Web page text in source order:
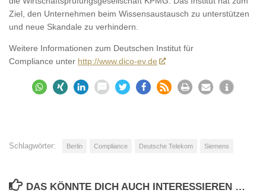
Ziel, den Unternehmen beim Wissensaustausch zu unterstützen
und neue Skandale zu verhindern.
Weitere Informationen zum Deutschen Institut für
Compliance unter http://www.dico-ev.de
Schlagwörter: Berlin Compliance Deutsche Telekom Siemens
DAS KÖNNTE DICH AUCH INTERESSIEREN …